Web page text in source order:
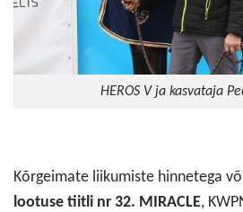
HEROS V ja kasvataja
Kõrgeimate liikumiste hinnetega
lootuse tiitli nr 32. MIRACLE,